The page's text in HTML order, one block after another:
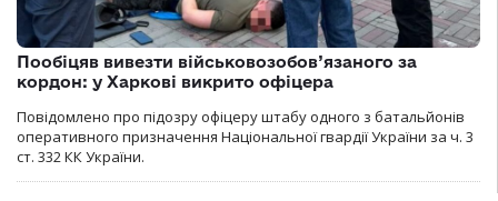
Пообіцяв вивезти військовозобов’язаного за
кордон: у Харкові викрито офіцера
Повідомлено про підозру офіцеру штабу одного з батальйонів
оперативного призначення Національної гвардії України за ч. 3
ст. 332 КК України.